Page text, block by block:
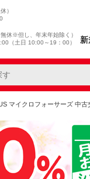
）
休※但し、年末年始除く）
（土日 10:00～19：00）
マイクロフォーサーズ 中古